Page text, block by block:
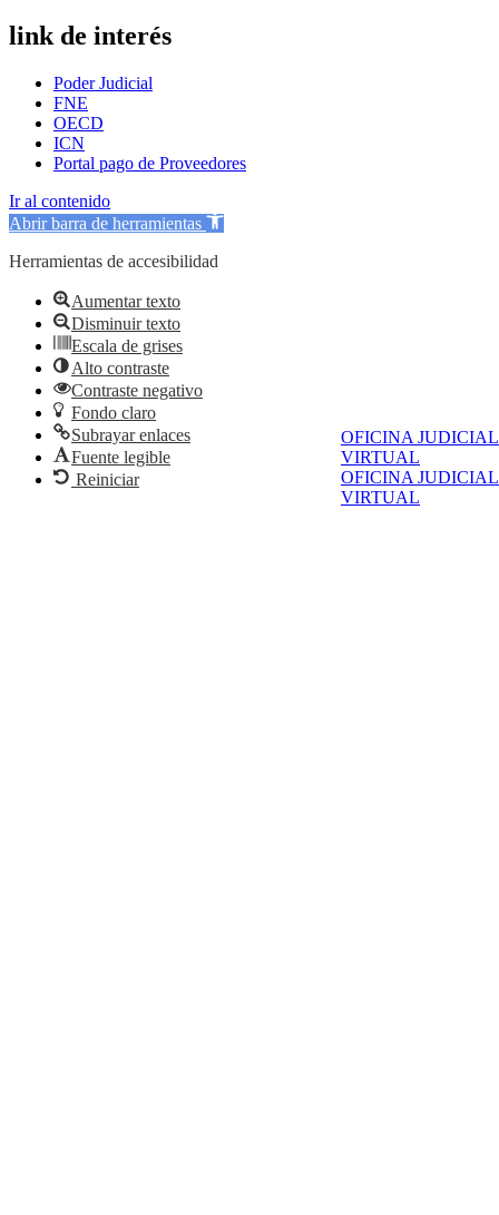
OFICINA JUDICIAL
VIRTUAL
OFICINA JUDICIAL
VIRTUAL
link de interés
Poder Judicial
FNE
OECD
ICN
Portal pago de Proveedores
Ir al contenido
Abrir barra de herramientas
Herramientas de accesibilidad
Aumentar texto
Disminuir texto
Escala de grises
Alto contraste
Contraste negativo
Fondo claro
Subrayar enlaces
Fuente legible
Reiniciar